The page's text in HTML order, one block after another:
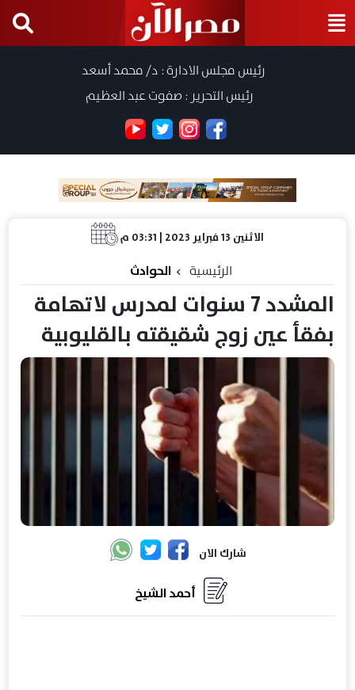
رئيس مجلس الادارة : د/ محمد أسعد
رئيس التحرير : صفوت عبد العظيم
الاثنين 13 فبراير 2023 | 03:31 م
الرئيسية الحوادث
المشدد 7 سنوات لمدرس لاتهامة
بفقأ عين زوج شقيقته بالقليوبية
شارك الان
أحمد الشيخ